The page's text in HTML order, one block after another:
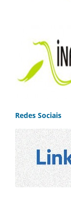
Redes Sociais